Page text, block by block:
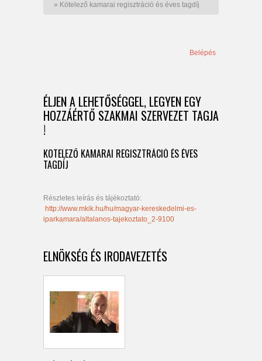
» Kötelező kamarai regisztráció és éves tagdíj
Belépés
ÉLJEN A LEHETŐSÉGGEL, LEGYEN EGY
HOZZÁÉRTŐ SZAKMAI SZERVEZET TAGJA
!
KÖTELEZŐ KAMARAI REGISZTRÁCIÓ ÉS ÉVES
TAGDÍJ
Részletes leírás és tájékoztató:
http://www.mkik.hu/hu/magyar-kereskedelmi-es-
iparkamara/altalanos-tajekoztato_2-9100
ELNÖKSÉG ÉS IRODAVEZETÉS